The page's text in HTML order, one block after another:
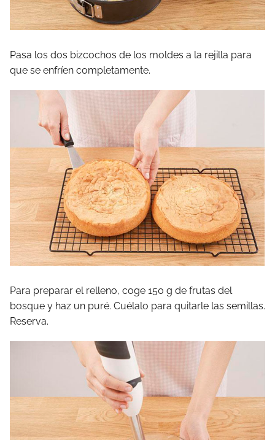
Pasa los dos bizcochos de los moldes a la rejilla para
que se enfríen completamente.
Para preparar el relleno, coge 150 g de frutas del
bosque y haz un puré. Cuélalo para quitarle las semillas.
Reserva.